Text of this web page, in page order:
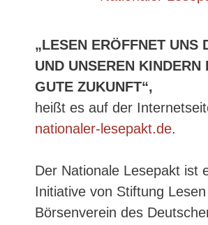
„LESEN ERÖFFNET UNS
UND UNSEREN KINDERN
GUTE ZUKUNFT“,
heißt es auf der
nationaler-lesepakt.de.
Der Nationale Lesepakt ist
Initiative von Stiftung
Börsenverein des